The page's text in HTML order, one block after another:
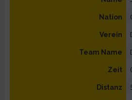
Nation
Verein
Team Name
Zeit
Distanz